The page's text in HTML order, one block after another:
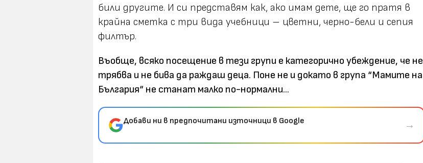
били другите. И си представям как, ако имам дете, ще го пратя в
крайна сметка с три вида учебници – цветни, черно-бели и сепия
филтър.
Въобще, всяко посещение в тези групи е категорично убеждение, че не
трябва и не бива да раждаш деца. Поне не и докато в група “Мамите на
България“ не станат малко по-нормални...
Добави ни в предпочитани източници в Google →